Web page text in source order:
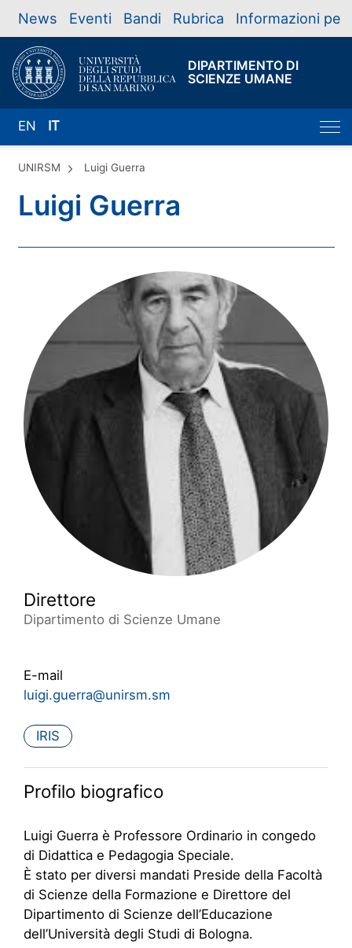
News Eventi Bandi Rubrica Informazioni per
DIPARTIMENTO DI
SCIENZE UMANE
EN IT
UNIRSM Luigi Guerra
Luigi Guerra
Direttore
Dipartimento di Scienze Umane
E-mail
luigi.guerra@unirsm.sm
IRIS
Profilo biografico
Luigi Guerra è Professore Ordinario in congedo
di Didattica e Pedagogia Speciale.
È stato per diversi mandati Preside della Facoltà
di Scienze della Formazione e Direttore del
Dipartimento di Scienze dell’Educazione
dell’Università degli Studi di Bologna.